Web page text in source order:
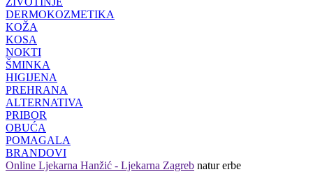
DERMOKOZMETIKA
KOŽA
KOSA
NOKTI
ŠMINKA
HIGIJENA
PREHRANA
ALTERNATIVA
PRIBOR
OBUĆA
POMAGALA
BRANDOVI
Online Ljekarna Hanžić - Ljekarna Zagreb natur erbe